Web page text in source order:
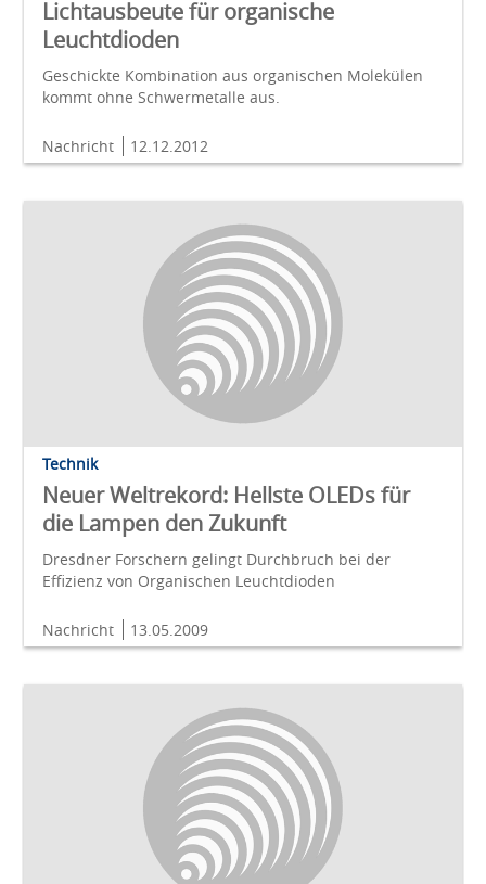
Lichtausbeute für organische
Leuchtdioden
Geschickte Kombination aus organischen Molekülen
kommt ohne Schwermetalle aus.
Nachricht 12.12.2012
Technik
Neuer Weltrekord: Hellste OLEDs für
die Lampen den Zukunft
Dresdner Forschern gelingt Durchbruch bei der
Effizienz von Organischen Leuchtdioden
Nachricht 13.05.2009